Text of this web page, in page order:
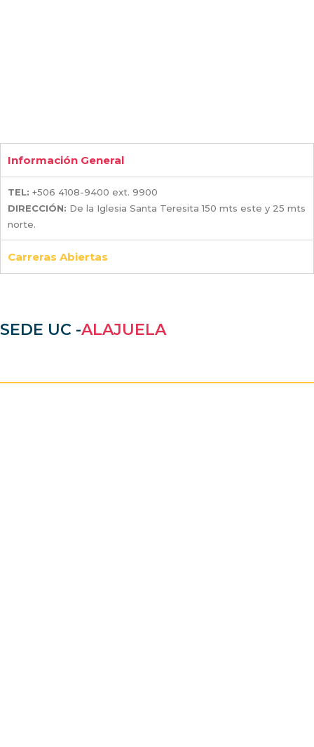
Información General
TEL: +506 4108-9400 ext. 9900
DIRECCIÓN: De la Iglesia Santa Teresita 150 mts este y 25 mts
norte.
Carreras Abiertas
SEDE UC -ALAJUELA